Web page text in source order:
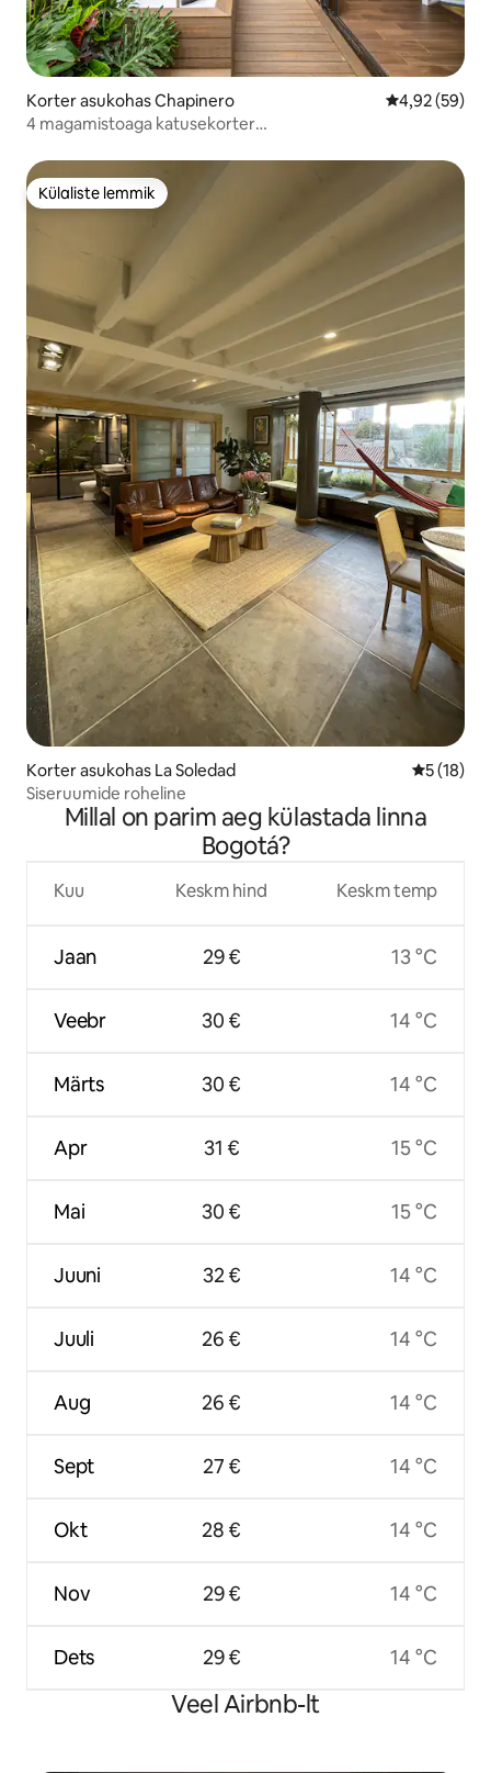
Korter asukohas Chapinero Keskmine
4,92 (59)
4 magamistoaga katusekorter
Külaliste lemmik
Külaliste lemmik
Korter asukohas La Soledad Keskmine
5 (18)
Siseruumide roheline
Millal on parim aeg külastada linna
Bogotá?
Kuu
Jaan
Veebr
Märts
Apr
Mai
Juuni
Juuli
Aug
Sept
Okt
Nov
Dets
Keskm hind
29 €
30 €
30 €
31 €
30 €
32 €
26 €
26 €
27 €
28 €
29 €
29 €
Keskm temp
13 °C
14 °C
14 °C
15 °C
15 °C
14 °C
14 °C
14 °C
14 °C
14 °C
14 °C
14 °C
Veel Airbnb-lt